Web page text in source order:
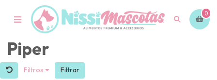
0
Piper
Filtros
Filtrar